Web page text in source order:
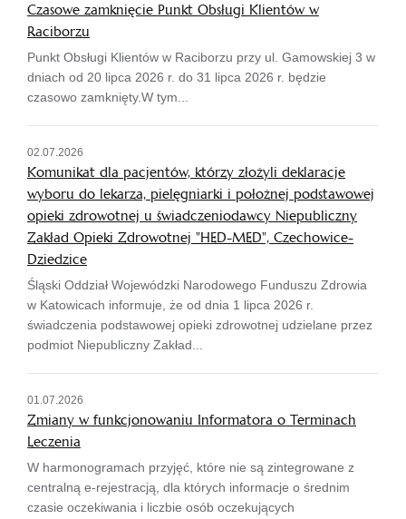
Czasowe zamknięcie Punkt Obsługi Klientów w
Raciborzu
Punkt Obsługi Klientów w Raciborzu przy ul. Gamowskiej 3 w
dniach od 20 lipca 2026 r. do 31 lipca 2026 r. będzie
czasowo zamknięty.W tym...
02.07.2026
Komunikat dla pacjentów, którzy złożyli deklaracje
wyboru do lekarza, pielęgniarki i położnej podstawowej
opieki zdrowotnej u świadczeniodawcy Niepubliczny
Zakład Opieki Zdrowotnej "HED-MED", Czechowice-
Dziedzice
Śląski Oddział Wojewódzki Narodowego Funduszu Zdrowia
w Katowicach informuje, że od dnia 1 lipca 2026 r.
świadczenia podstawowej opieki zdrowotnej udzielane przez
podmiot Niepubliczny Zakład...
01.07.2026
Zmiany w funkcjonowaniu Informatora o Terminach
Leczenia
W harmonogramach przyjęć, które nie są zintegrowane z
centralną e-rejestracją, dla których informacje o średnim
czasie oczekiwania i liczbie osób oczekujących